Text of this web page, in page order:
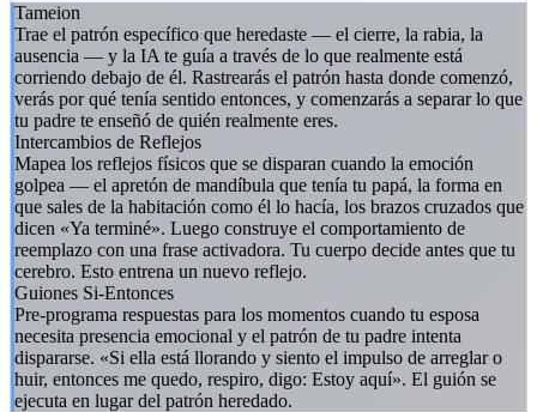
Tameion
Trae el patrón específico que heredaste — el cierre, la rabia, la
ausencia — y la IA te guía a través de lo que realmente está
corriendo debajo de él. Rastrearás el patrón hasta donde comenzó,
verás por qué tenía sentido entonces, y comenzarás a separar lo que
tu padre te enseñó de quién realmente eres.
Intercambios de Reflejos
Mapea los reflejos físicos que se disparan cuando la emoción
golpea — el apretón de mandíbula que tenía tu papá, la forma en
que sales de la habitación como él lo hacía, los brazos cruzados que
dicen «Ya terminé». Luego construye el comportamiento de
reemplazo con una frase activadora. Tu cuerpo decide antes que tu
cerebro. Esto entrena un nuevo reflejo.
Guiones Si-Entonces
Pre-programa respuestas para los momentos cuando tu esposa
necesita presencia emocional y el patrón de tu padre intenta
dispararse. «Si ella está llorando y siento el impulso de arreglar o
huir, entonces me quedo, respiro, digo: Estoy aquí». El guión se
ejecuta en lugar del patrón heredado.